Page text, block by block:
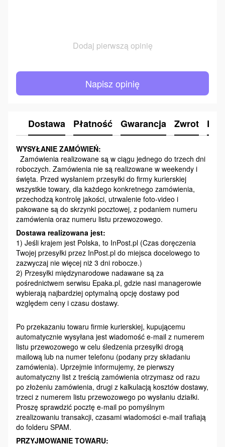
Dodaj pierwszą opinię
Napisz opinię
Dostawa Płatność Gwarancja Zwrot
WYSYŁANIE ZAMÓWIEŃ:
Zamówienia realizowane są w ciągu jednego do trzech dni
roboczych. Zamówienia nie są realizowane w weekendy i
święta. Przed wysłaniem przesyłki do firmy kurierskiej
wszystkie towary, dla każdego konkretnego zamówienia,
przechodzą kontrolę jakości, utrwalenie foto-video i
pakowane są do skrzynki pocztowej, z podaniem numeru
zamówienia oraz numeru listu przewozowego.
Dostawa realizowana jest:
1) Jeśli krajem jest Polska, to InPost.pl (Czas doręczenia
Twojej przesyłki przez InPost.pl do miejsca docelowego to
zazwyczaj nie więcej niż 3 dni robocze.)
2) Przesyłki międzynarodowe nadawane są za
pośrednictwem serwisu Epaka.pl, gdzie nasi managerowie
wybierają najbardziej optymalną opcję dostawy pod
względem ceny i czasu dostawy.
Po przekazaniu towaru firmie kurierskiej, kupującemu
automatycznie wysyłana jest wiadomość e-mail z numerem
listu przewozowego w celu śledzenia przesyłki drogą
mailową lub na numer telefonu (podany przy składaniu
zamówienia). Uprzejmie informujemy, że pierwszy
automatyczny list z treścią zamówienia otrzymasz od razu
po złożeniu zamówienia, drugi z kalkulacją kosztów dostawy,
trzeci z numerem listu przewozowego po wysłaniu działki.
Proszę sprawdzić pocztę e-mail po pomyślnym
zrealizowaniu transakcji, czasami wiadomości e-mail trafiają
do folderu SPAM.
PRZYJMOWANIE TOWARU: